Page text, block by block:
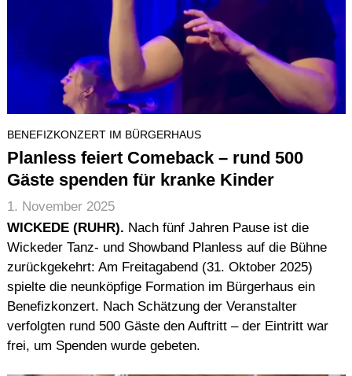
BENEFIZKONZERT IM BÜRGERHAUS
Planless feiert Comeback – rund 500
Gäste spenden für kranke Kinder
1. November 2025
WICKEDE (RUHR). Nach fünf Jahren Pause ist die
Wickeder Tanz- und Showband Planless auf die Bühne
zurückgekehrt: Am Freitagabend (31. Oktober 2025)
spielte die neunköpfige Formation im Bürgerhaus ein
Benefizkonzert. Nach Schätzung der Veranstalter
verfolgten rund 500 Gäste den Auftritt – der Eintritt war
frei, um Spenden wurde gebeten.